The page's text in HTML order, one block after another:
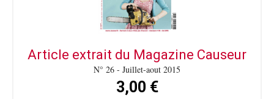
Article extrait du Magazine Causeur
N° 26 - Juillet-aout 2015
3,00 €